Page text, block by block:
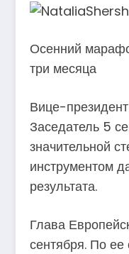
Осенний
три месяца
Вице-
Заседатель 5
значительной
инструментом
результата.
Глава
сентября. По